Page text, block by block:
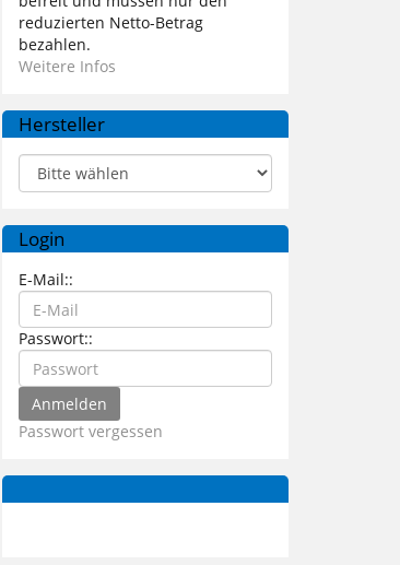
reduzierten Netto-Betrag
bezahlen.
Weitere Infos
Hersteller
Login
E-Mail::
Passwort::
Passwort vergessen